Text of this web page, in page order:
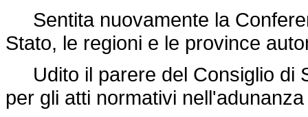
Sentita nuovamente la
Stato, le regioni e le province
Udito il parere del Consiglio di
per gli atti normativi